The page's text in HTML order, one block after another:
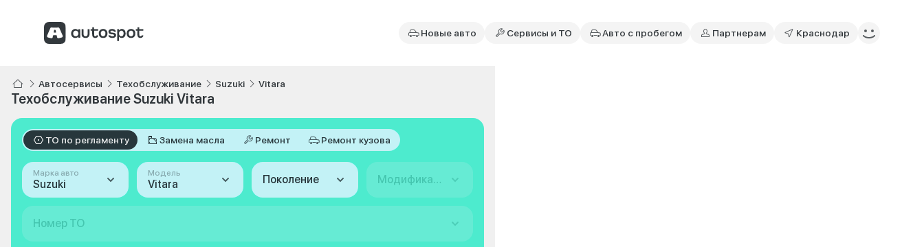
Новые авто Сервисы и ТО Авто с пробегом Партнерам Краснодар
Автосервисы Техобслуживание Suzuki Vitara
Техобслуживание Suzuki Vitara
ТО по регламенту Замена масла Ремонт Ремонт кузова
Марка авто
Suzuki
Модель
Vitara Поколение Модификация
Номер ТО